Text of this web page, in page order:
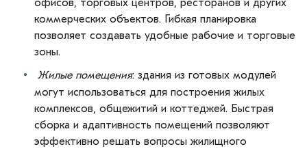
офисов, торговых центров, ресторанов и других
коммерческих объектов. Гибкая планировка
позволяет создавать удобные рабочие и торговые
зоны.
Жилые помещения: здания из готовых модулей
могут использоваться для построения жилых
комплексов, общежитий и коттеджей. Быстрая
сборка и адаптивность помещений позволяют
эффективно решать вопросы жилищного